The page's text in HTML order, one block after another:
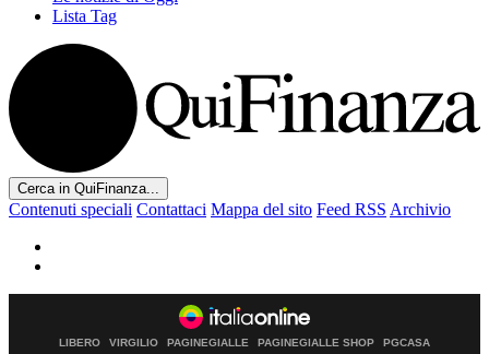
Lista Tag
Cerca in QuiFinanza...
Contenuti speciali Contattaci Mappa del sito Feed RSS Archivio
LIBERO VIRGILIO PAGINEGIALLE PAGINEGIALLE SHOP
PGCASA